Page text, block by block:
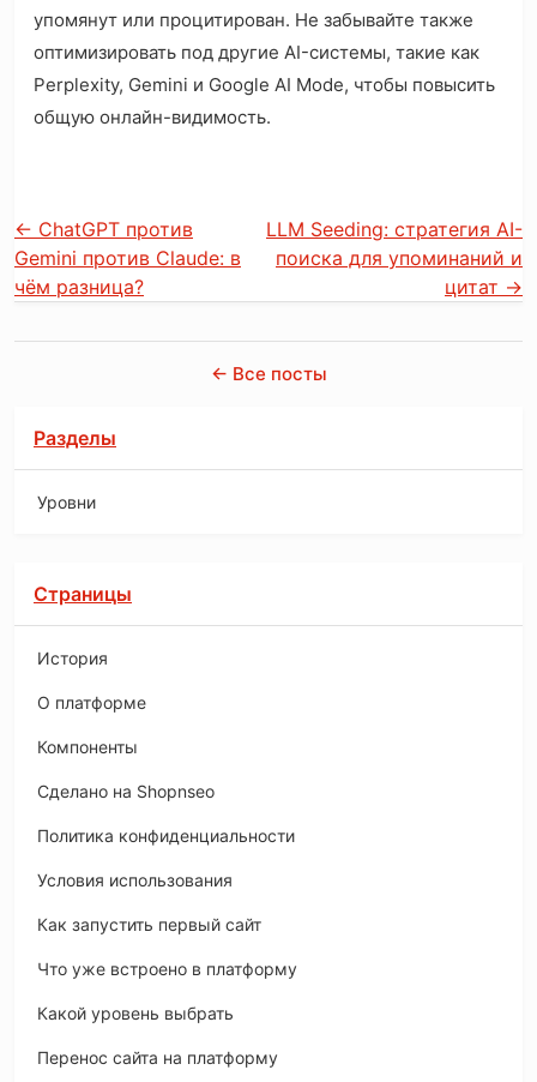
упомянут или процитирован. Не забывайте также
оптимизировать под другие AI-системы, такие как
Perplexity, Gemini и Google AI Mode, чтобы повысить
общую онлайн-видимость.
← ChatGPT против
Gemini против Claude: в
чём разница?
LLM Seeding: стратегия AI-
поиска для упоминаний и
цитат →
← Все посты
Разделы
Уровни
Страницы
История
O платформе
Компоненты
Сделано на Shopnseo
Политика конфиденциальности
Условия использования
Как запустить первый сайт
Что уже встроено в платформу
Какой уровень выбрать
Перенос сайта на платформу